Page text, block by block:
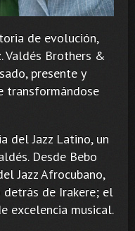
de evolución,
Valdés Brothers &
presente y
transformándose
del Jazz Latino, un
Desde Bebo
Jazz Afrocubano,
detrás de Irakere; el
excelencia musical.